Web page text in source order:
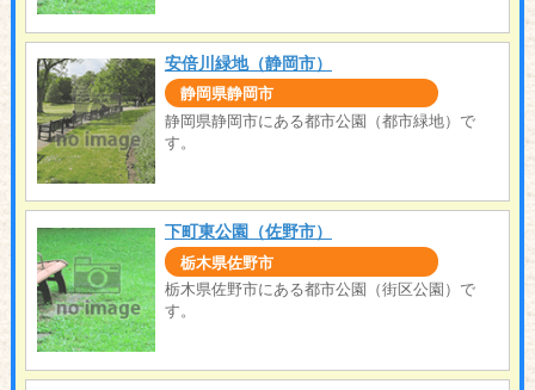
安倍川緑地（静岡市）
静岡県静岡市
静岡県静岡市にある都市公園（都市緑地）で
す。
下町東公園（佐野市）
栃木県佐野市
栃木県佐野市にある都市公園（街区公園）で
す。